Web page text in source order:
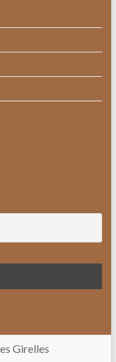
Girelles